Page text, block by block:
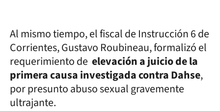
Al mismo tiempo, el fiscal de Instrucción 6 de
Corrientes, Gustavo Roubineau, formalizó el
requerimiento de elevación a juicio de la
primera causa investigada contra Dahse,
por presunto abuso sexual gravemente
ultrajante.